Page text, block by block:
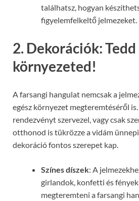
találhatsz, hogyan
figyelemfelkeltő jelmezeket.
2. Dekorációk:
környezeted!
A farsangi hangulat nemcsak a
egész környezet megteremtéséről
rendezvényt szervezel, vagy csak
otthonod is tükrözze a vidám
dekoráció fontos szerepet kap.
Színes díszek: A
girlandok, konfetti és
megteremteni a farsangi